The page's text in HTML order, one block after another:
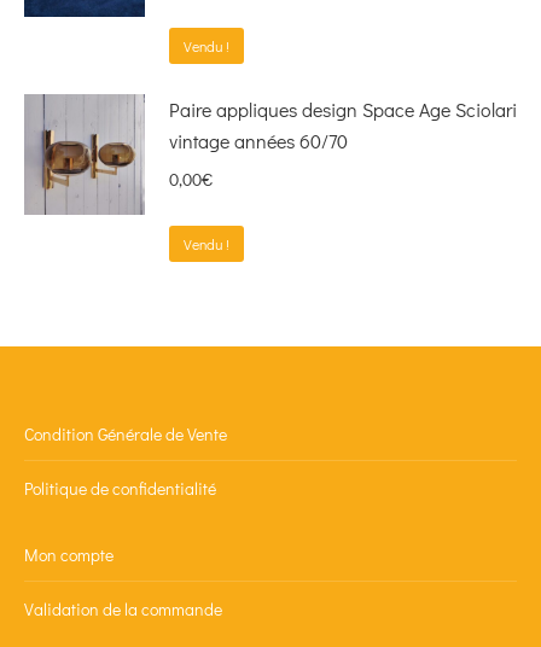
Vendu !
Paire appliques design Space Age Sciolari
vintage années 60/70
0,00€
Vendu !
Condition Générale de Vente
Politique de confidentialité
Mon compte
Validation de la commande